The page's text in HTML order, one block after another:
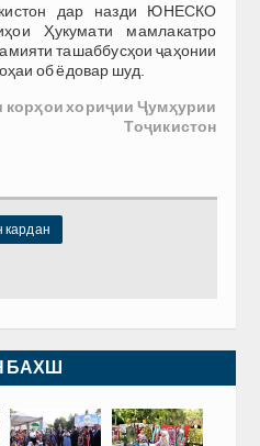
дар назди ЮНЕСКО
Ҳукумати мамлакатро
ташаббусҳои ҷаҳонии
об ёдовар шуд.
корҳои хориҷии Ҷумҳурии
Тоҷикистон
кардан
БАХШ